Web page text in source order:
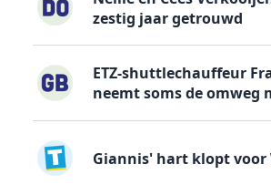
zestig jaar getrouwd
ETZ-shuttlechauffeur
neemt soms de omweg
Giannis' hart klopt voor